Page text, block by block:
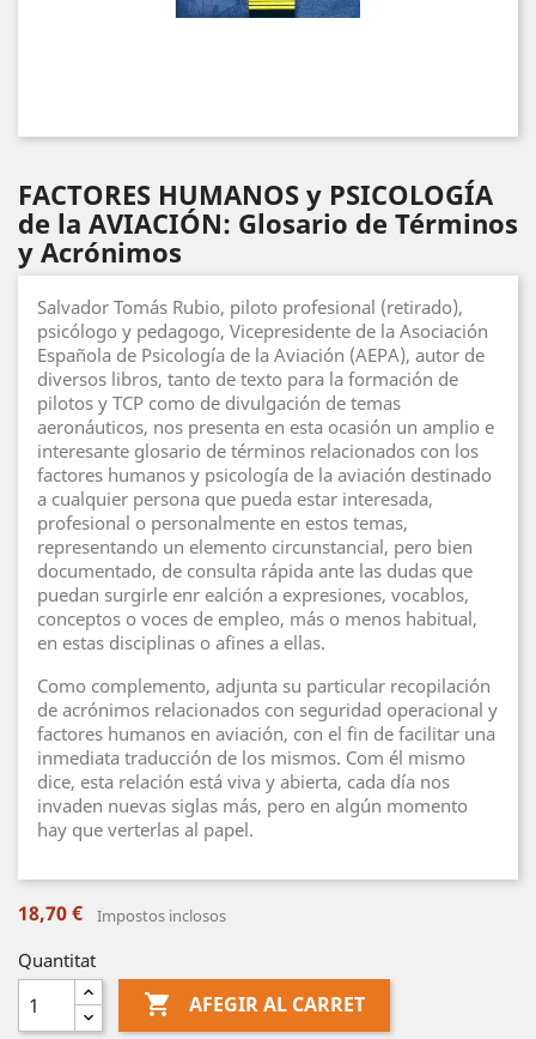
FACTORES HUMANOS y PSICOLOGÍA
de la AVIACIÓN: Glosario de Términos
y Acrónimos
Salvador Tomás Rubio, piloto profesional (retirado),
psicólogo y pedagogo, Vicepresidente de la Asociación
Española de Psicología de la Aviación (AEPA), autor de
diversos libros, tanto de texto para la formación de
pilotos y TCP como de divulgación de temas
aeronáuticos, nos presenta en esta ocasión un amplio e
interesante glosario de términos relacionados con los
factores humanos y psicología de la aviación destinado
a cualquier persona que pueda estar interesada,
profesional o personalmente en estos temas,
representando un elemento circunstancial, pero bien
documentado, de consulta rápida ante las dudas que
puedan surgirle enr ealción a expresiones, vocablos,
conceptos o voces de empleo, más o menos habitual,
en estas disciplinas o afines a ellas.
Como complemento, adjunta su particular recopilación
de acrónimos relacionados con seguridad operacional y
factores humanos en aviación, con el fin de facilitar una
inmediata traducción de los mismos. Com él mismo
dice, esta relación está viva y abierta, cada día nos
invaden nuevas siglas más, pero en algún momento
hay que verterlas al papel.
18,70 € Impostos inclosos
Quantitat
 AFEGIR AL CARRET